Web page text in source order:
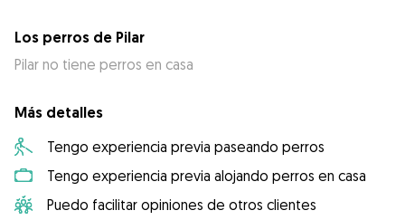
Los perros de Pilar
Pilar no tiene perros en casa
Más detalles
Tengo experiencia previa paseando perros
Tengo experiencia previa alojando perros en casa
Puedo facilitar opiniones de otros clientes